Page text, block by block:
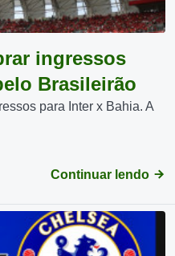
ingressos
Brasileirão
para Inter x Bahia. A
Continuar lendo